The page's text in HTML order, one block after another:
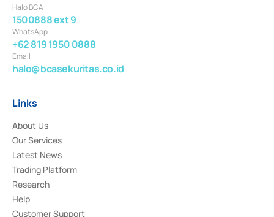
Halo BCA
1500888 ext 9
WhatsApp
+62 819 1950 0888
Email
halo@bcasekuritas.co.id
Links
About Us
Our Services
Latest News
Trading Platform
Research
Help
Customer Support